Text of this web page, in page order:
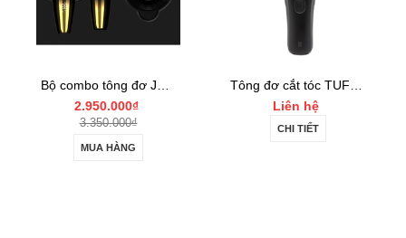
2.950.000₫
3.350.000₫
MUA HÀNG
Liên hệ
CHI TIẾT